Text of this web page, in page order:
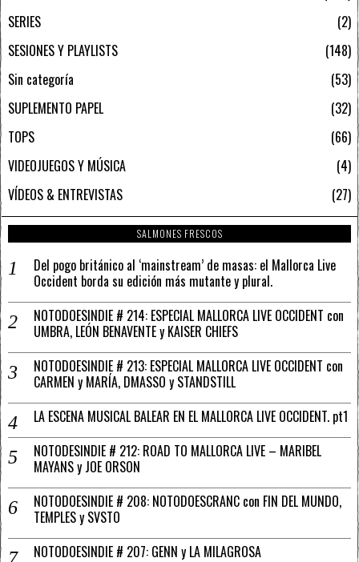
SERIES
2
SESIONES Y PLAYLISTS
148
Sin categoría
53
SUPLEMENTO PAPEL
32
TOPS
66
VIDEOJUEGOS Y MÚSICA
4
VÍDEOS & ENTREVISTAS
27
SALMONES FRESCOS
Del pogo británico al ‘mainstream’ de masas: el Mallorca Live
Occident borda su edición más mutante y plural.
NOTODOESINDIE # 214: ESPECIAL MALLORCA LIVE OCCIDENT con
UMBRA, LEÓN BENAVENTE y KAISER CHIEFS
NOTODOESINDIE # 213: ESPECIAL MALLORCA LIVE OCCIDENT con
CARMEN y MARÍA, DMASSO y STANDSTILL
LA ESCENA MUSICAL BALEAR EN EL MALLORCA LIVE OCCIDENT. pt1
NOTODESINDIE # 212: ROAD TO MALLORCA LIVE – MARIBEL
MAYANS y JOE ORSON
NOTODOESINDIE # 208: NOTODOESCRANC con FIN DEL MUNDO,
TEMPLES y SVSTO
NOTODOESINDIE # 207: GENN y LA MILAGROSA